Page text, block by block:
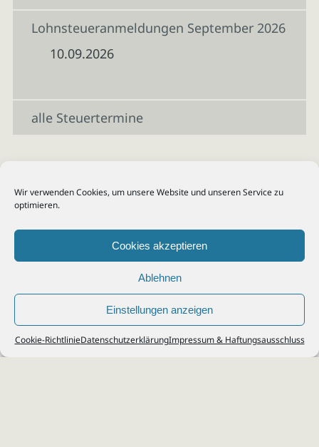
Wir verwenden Cookies, um unsere Website und unseren Service zu
optimieren.
Cookies akzeptieren
Ablehnen
Einstellungen anzeigen
Cookie-RichtlinieDatenschutzerklärungImpressum & Haftungsausschluss
Lohnsteueranmeldungen September 2026
10.09.2026
alle Steuertermine
© 2026Steuerberater Kempf, Köln - Steuerberatung Poll, Porz, Deutz, Mülheim,